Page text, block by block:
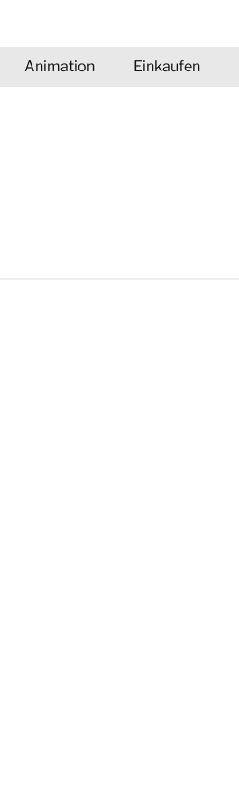
Animation Einkaufen